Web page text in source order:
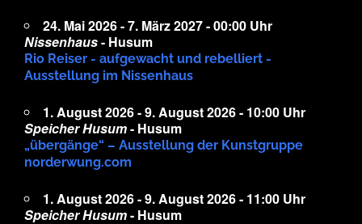
24. Mai 2026 - 7. März 2027 - 00:00 Uhr
Nissenhaus- Husum
Rio Reiser - aufgewacht und rebelliert -
Ausstellung im Nissenhaus
1. August 2026 - 9. August 2026 - 10:00 Uhr
Speicher Husum- Husum
„übergänge“ – Ausstellung der Kunstgruppe
norderwung.com
1. August 2026 - 9. August 2026 - 11:00 Uhr
Speicher Husum- Husum